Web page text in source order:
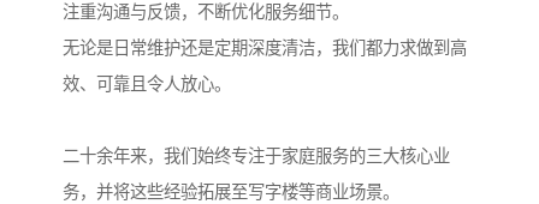
注重沟通与反馈，不断优化服务细节。
无论是日常维护还是定期深度清洁，我们都力求做到高
效、可靠且令人放心。
二十余年来，我们始终专注于家庭服务的三大核心业
务，并将这些经验拓展至写字楼等商业场景。